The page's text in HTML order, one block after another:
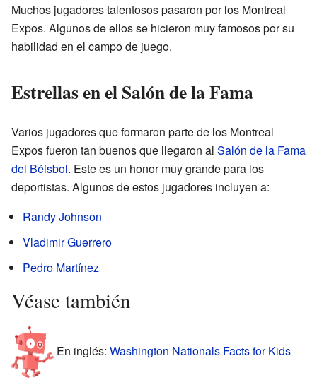
Muchos jugadores talentosos pasaron por los Montreal
Expos. Algunos de ellos se hicieron muy famosos por su
habilidad en el campo de juego.
Estrellas en el Salón de la Fama
Varios jugadores que formaron parte de los Montreal
Expos fueron tan buenos que llegaron al Salón de la Fama
del Béisbol. Este es un honor muy grande para los
deportistas. Algunos de estos jugadores incluyen a:
Randy Johnson
Vladimir Guerrero
Pedro Martínez
Véase también
En inglés: Washington Nationals Facts for Kids